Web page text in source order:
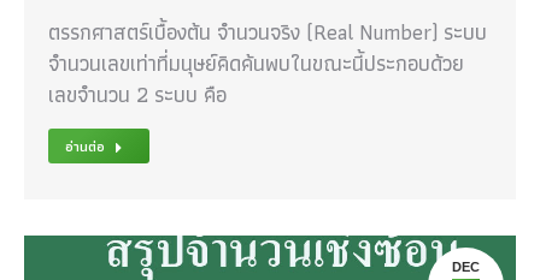
ตรรกศาสตร์เบื้องต้น จำนวนจริง (Real Number) ระบบ
จำนวนเลขเท่าที่มนุษย์คิดค้นพบในขณะนี้ประกอบด้วย
เลขจำนวน 2 ระบบ คือ
อ่านต่อ
DEC